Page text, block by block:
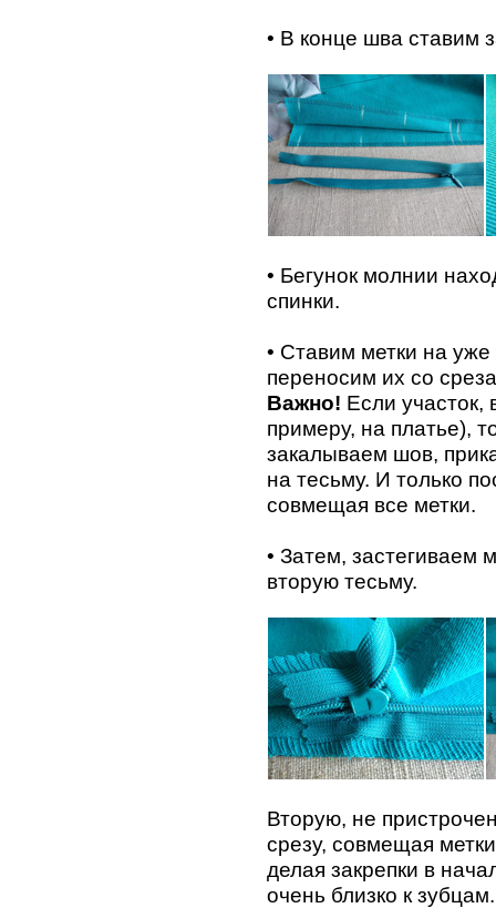
• В конце шва ставим
• Бегунок молнии
спинки.
• Ставим метки на
переносим их со
Важно! Если участок,
примеру, на платье),
закалываем шов,
на тесьму. И только
совмещая все метки.
• Затем, застегиваем
вторую тесьму.
Вторую, не
срезу, совмещая
делая закрепки в
очень близко к зубцам.